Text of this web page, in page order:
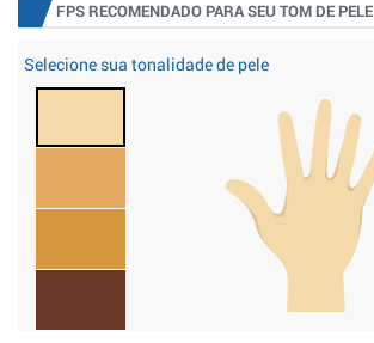
FPS RECOMENDADO PARA SEU TOM DE PELE
Selecione sua tonalidade de pele